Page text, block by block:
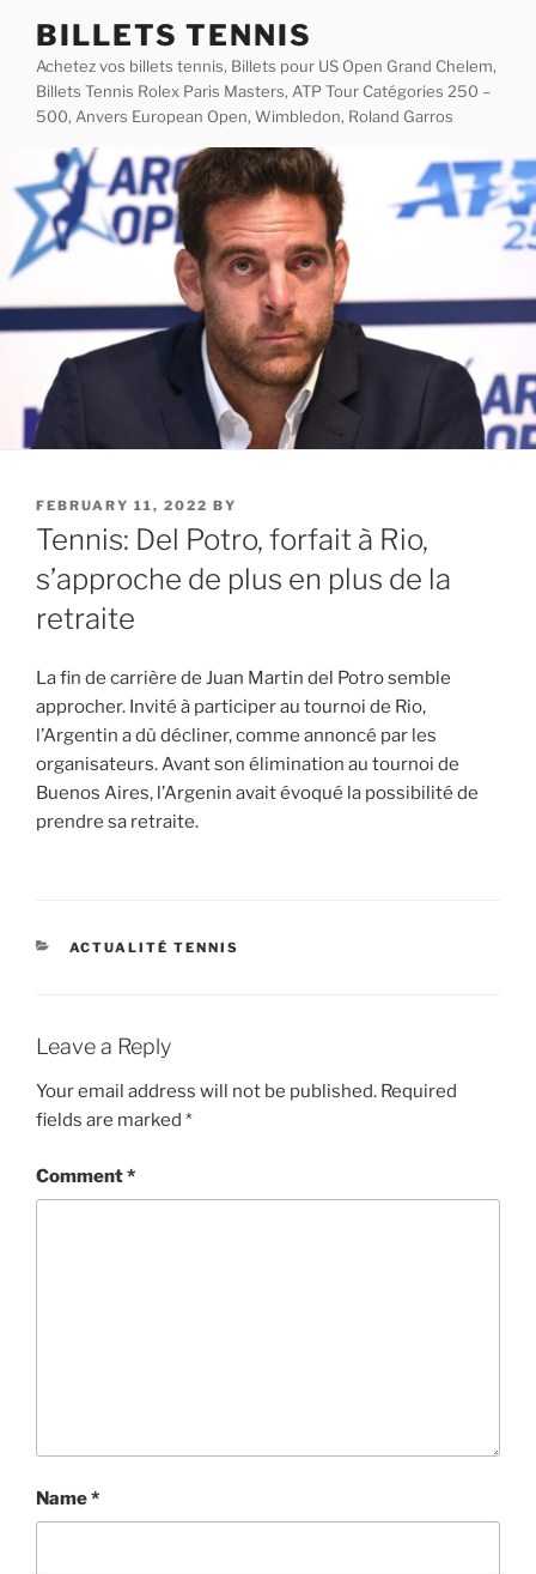
content
BILLETS TENNIS
Achetez vos billets tennis, Billets pour US Open Grand Chelem,
Billets Tennis Rolex Paris Masters, ATP Tour Catégories 250 –
500, Anvers European Open, Wimbledon, Roland Garros
POSTED
ON
FEBRUARY 11, 2022 BY
Tennis: Del Potro, forfait à Rio,
s’approche de plus en plus de la
retraite
La fin de carrière de Juan Martin del Potro semble
approcher. Invité à participer au tournoi de Rio,
l’Argentin a dû décliner, comme annoncé par les
organisateurs. Avant son élimination au tournoi de
Buenos Aires, l’Argenin avait évoqué la possibilité de
prendre sa retraite.
CATEGORIES
ACTUALITÉ TENNIS
Leave a Reply
Your email address will not be published. Required
fields are marked *
Comment*
Name*